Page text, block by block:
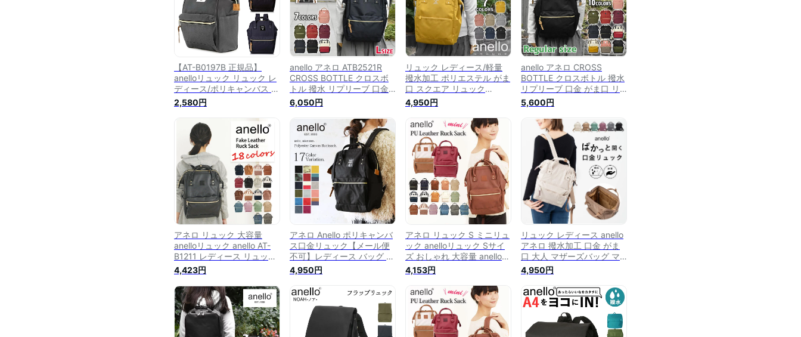
【AT-B0197B 正規品】
anelloリュック リュック レ
ディース/ポリキャンバス が
ま口 スクエア リュック マ
ザーズバッグ 通勤 通学 A4
大容量 可愛い かわいい お
しゃれ オシャレ 大人 大人
女子 大きめ 口金 メンズ 通
学用 ポケット 多い バッ
グ/anello アネロ
2,580円
anello アネロ ATB2521R
CROSS BOTTLE クロスボ
トル 撥水 リプリーブ 口金
がま口 リュック Lサイズ /
レディース 女性 anelloリュ
ック 通勤 通学 A4 大容量 大
きい 大きめ 大型 軽い 軽量
10ポケット 可愛い かわいい
おしゃれ 大人 大人女子 マ
ザーズバッグ ポケット 多
い/
6,050円
リュック レディース/軽量
撥水加工 ポリエステル がま
口 スクエア リュック
Regular レギュラー anello
リュック マザーズバッグ 通
勤 通学 A4 大容量 可愛い か
わいい おしゃれ オシャレ
大人 大人女子 口金/anello
GRANDE アネロ グランデ
GU-B3013 正規品 ブランド
4,950円
anello アネロ CROSS
BOTTLE クロスボトル 撥水
リプリーブ 口金 がま口 リ
ュック Rサイズ /レディース
女性 メンズ 男性 anelloリュ
ック 通勤 通学 A4 大容量 大
きい 大きめ 通勤用 軽い 軽
量 ビジネス 背面ポケット
おしゃれ 大人 大人女子 マ
ザーズバッグ ブランド/
5,600円
アネロ リュック 大容量
anelloリュック anello AT-
B1211 レディース リュック
サック マザーズリュック 合
皮 ハンドル付き 口金入り
通学 マザーズバッグ おしゃ
れ 大人 黒 マザーズバック
軽量 2way レザー 口金リュ
ック 背面ファスナー かわい
い スクエア 可愛い
4,423円
アネロ Anello ポリキャンバ
ス口金リュック【メール便
不可】レディース バッグ リ
ュック ブラック ホワイト
ネイビー カーキ モカ ブラ
ウン チャコール グレー 日
常 デイリー A4 通勤 通学 人
気 定番 大容量 大人カジュ
アル AT-B0193A
4,950円
アネロ リュック S ミニリュ
ック anelloリュック Sサイ
ズ おしゃれ 大容量 anello
マザーズリュック マザーズ
バッグ リュックレディース
がま口 口金 合皮 ミニリュ
ックサック 口金入り 背面フ
ァスナー付き レザー 大人
通勤 通学 スクエア AT-
B1212
4,153円
リュック レディース anello
アネロ 撥水加工 口金 がま
口 大人 マザーズバッグ マ
ザーズリュック リュックサ
ック かわいい おしゃれ 背
面ファスナー 大容量 ママバ
ッグ 通勤 通学 プレゼント
ギフト
4,950円